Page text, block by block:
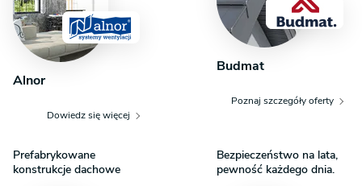
Alnor
Dowiedz się więcej
Budmat
Poznaj szczegóły oferty
Prefabrykowane
konstrukcje dachowe
Bezpieczeństwo na lata,
pewność każdego dnia.